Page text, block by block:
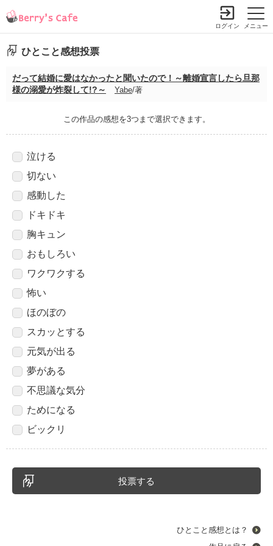
メニュー
ログイン
ひとこと感想投票
だって結婚に愛はなかったと聞いたので！～離婚宣言したら旦那
様の溺愛が炸裂して!?～
Yabe/著
この作品の感想を3つまで選択できます。
泣ける
切ない
感動した
ドキドキ
胸キュン
おもしろい
ワクワクする
怖い
ほのぼの
スカッとする
元気が出る
夢がある
不思議な気分
ためになる
ビックリ
ひとこと感想とは？